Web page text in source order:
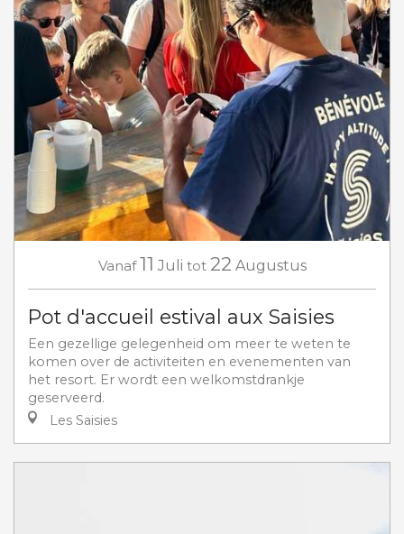
Vanaf 11 Juli tot 22 Augustus
Pot d'accueil estival aux Saisies
Een gezellige gelegenheid om meer te weten te
komen over de activiteiten en evenementen van
het resort. Er wordt een welkomstdrankje
geserveerd.
Les Saisies